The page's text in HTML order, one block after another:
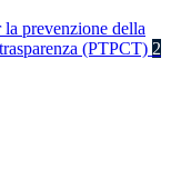
prevenzione della
(PTPCT) 2